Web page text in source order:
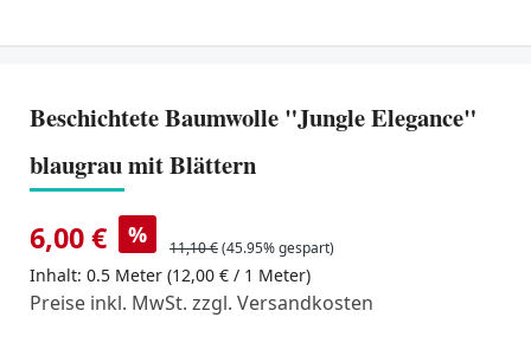
Beschichtete Baumwolle "Jungle Elegance"
blaugrau mit Blättern
6,00 € % 11,10 €(45.95% gespart)
Inhalt: 0.5 Meter (12,00 € / 1 Meter)
Preise inkl. MwSt. zzgl. Versandkosten